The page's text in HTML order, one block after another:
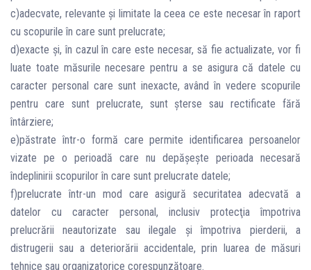
c)adecvate, relevante şi limitate la ceea ce este necesar în raport
cu scopurile în care sunt prelucrate;
d)exacte şi, în cazul în care este necesar, să fie actualizate, vor fi
luate toate măsurile necesare pentru a se asigura că datele cu
caracter personal care sunt inexacte, având în vedere scopurile
pentru care sunt prelucrate, sunt şterse sau rectificate fără
întârziere;
e)păstrate într-o formă care permite identificarea persoanelor
vizate pe o perioadă care nu depăşeşte perioada necesară
îndeplinirii scopurilor în care sunt prelucrate datele;
f)prelucrate într-un mod care asigură securitatea adecvată a
datelor cu caracter personal, inclusiv protecţia împotriva
prelucrării neautorizate sau ilegale şi împotriva pierderii, a
distrugerii sau a deteriorării accidentale, prin luarea de măsuri
tehnice sau organizatorice corespunzătoare.